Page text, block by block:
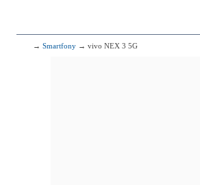
→ Smartfony → vivo NEX 3 5G